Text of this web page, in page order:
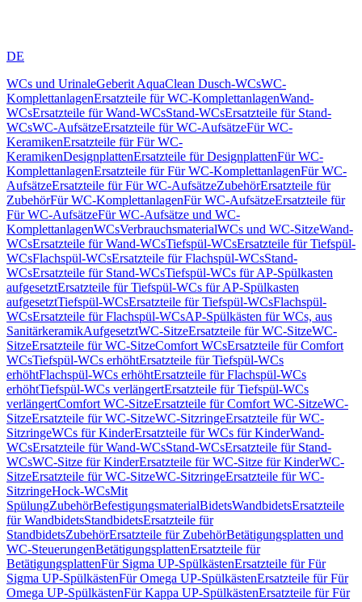
DE
WCs und UrinaleGeberit AquaClean Dusch-WCsWC-
KomplettanlagenErsatzteile für WC-KomplettanlagenWand-
WCsErsatzteile für Wand-WCsStand-WCsErsatzteile für Stand-
WCsWC-AufsätzeErsatzteile für WC-AufsätzeFür WC-
KeramikenErsatzteile für Für WC-
KeramikenDesignplattenErsatzteile für DesignplattenFür WC-
KomplettanlagenErsatzteile für Für WC-KomplettanlagenFür WC-
AufsätzeErsatzteile für Für WC-AufsätzeZubehörErsatzteile für
ZubehörFür WC-KomplettanlagenFür WC-AufsätzeErsatzteile für
Für WC-AufsätzeFür WC-Aufsätze und WC-
KomplettanlagenWCsVerbrauchsmaterialWCs und WC-SitzeWand-
WCsErsatzteile für Wand-WCsTiefspül-WCsErsatzteile für Tiefspül-
WCsFlachspül-WCsErsatzteile für Flachspül-WCsStand-
WCsErsatzteile für Stand-WCsTiefspül-WCs für AP-Spülkasten
aufgesetztErsatzteile für Tiefspül-WCs für AP-Spülkasten
aufgesetztTiefspül-WCsErsatzteile für Tiefspül-WCsFlachspül-
WCsErsatzteile für Flachspül-WCsAP-Spülkästen für WCs, aus
SanitärkeramikAufgesetztWC-SitzeErsatzteile für WC-SitzeWC-
SitzeErsatzteile für WC-SitzeComfort WCsErsatzteile für Comfort
WCsTiefspül-WCs erhöhtErsatzteile für Tiefspül-WCs
erhöhtFlachspül-WCs erhöhtErsatzteile für Flachspül-WCs
erhöhtTiefspül-WCs verlängertErsatzteile für Tiefspül-WCs
verlängertComfort WC-SitzeErsatzteile für Comfort WC-SitzeWC-
SitzeErsatzteile für WC-SitzeWC-SitzringeErsatzteile für WC-
SitzringeWCs für KinderErsatzteile für WCs für KinderWand-
WCsErsatzteile für Wand-WCsStand-WCsErsatzteile für Stand-
WCsWC-Sitze für KinderErsatzteile für WC-Sitze für KinderWC-
SitzeErsatzteile für WC-SitzeWC-SitzringeErsatzteile für WC-
SitzringeHock-WCsMit
SpülungZubehörBefestigungsmaterialBidetsWandbidetsErsatzteile
für WandbidetsStandbidetsErsatzteile für
StandbidetsZubehörErsatzteile für ZubehörBetätigungsplatten und
WC-SteuerungenBetätigungsplattenErsatzteile für
BetätigungsplattenFür Sigma UP-SpülkästenErsatzteile für Für
Sigma UP-SpülkästenFür Omega UP-SpülkästenErsatzteile für Für
Omega UP-SpülkästenFür Kappa UP-SpülkästenErsatzteile für Für